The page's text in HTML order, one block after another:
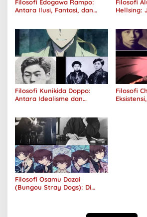
Filosofi Edogawa Rampo:
Antara Ilusi, Fantasi, dan
Filosofi
Hellsing:
Filosofi Kunikida Doppo:
Antara Idealisme dan
Filosofi
Filosofi Osamu Dazai
(Bungou Stray Dogs): Di